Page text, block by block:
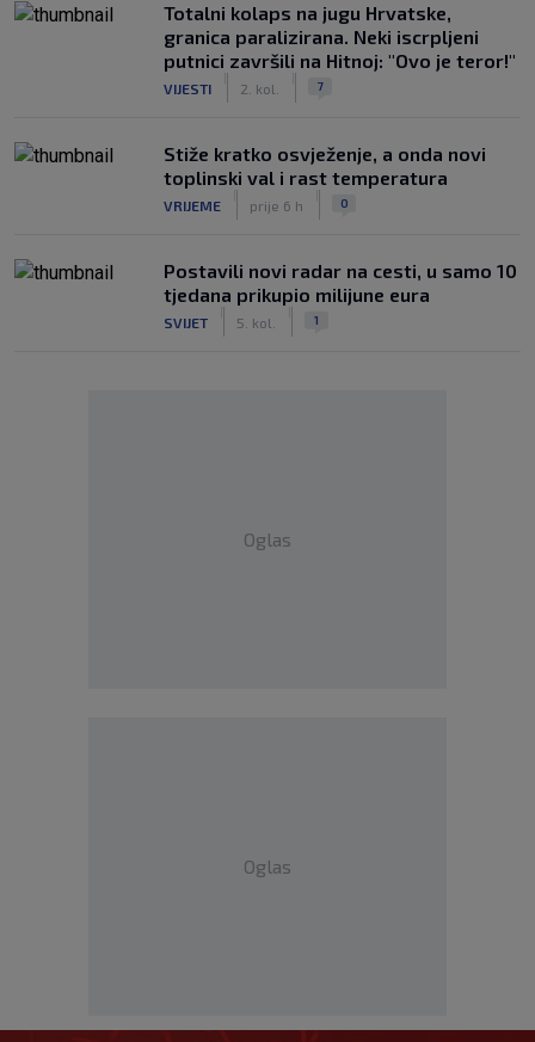
Totalni kolaps na jugu Hrvatske,
granica paralizirana. Neki iscrpljeni
putnici završili na Hitnoj: "Ovo je teror!"
VIJESTI 2. kol. 7
Stiže kratko osvježenje, a onda novi
toplinski val i rast temperatura
VRIJEME prije 6 h 0
Postavili novi radar na cesti, u samo 10
tjedana prikupio milijune eura
SVIJET 5. kol. 1
Oglas
Oglas